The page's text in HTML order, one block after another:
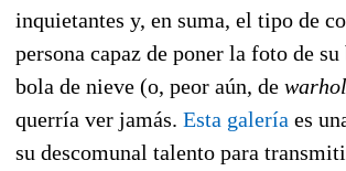
inquietantes y, en suma, el tipo de
persona capaz de poner la foto de su
bola de nieve (o, peor aún, de
querría ver jamás. Esta galería es
su descomunal talento para